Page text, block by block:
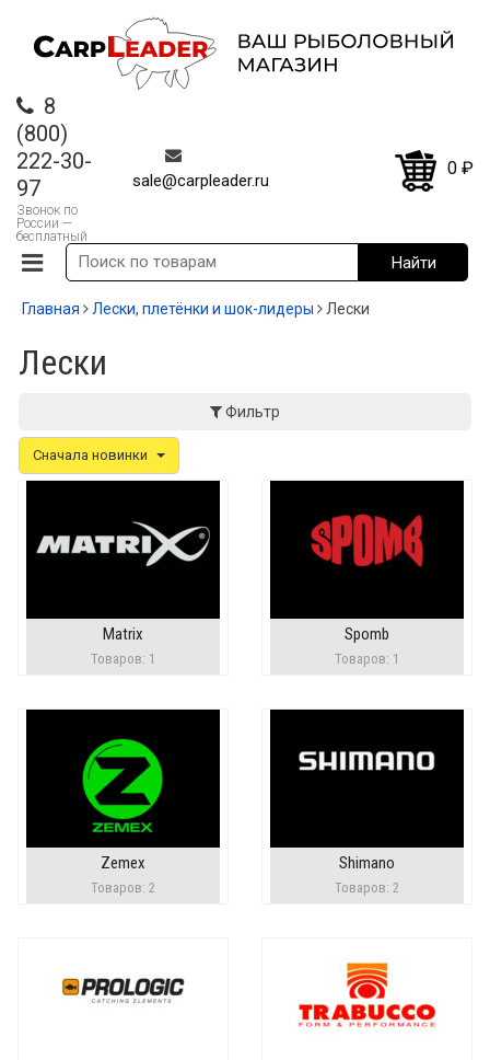
8
(800)
222-30-
97
Звонок по
России —
бесплатный
sale@carpleader.ru
0 ₽
Главная Лески, плетёнки и шок-лидеры Лески
Лески
Фильтр
Сначала новинки
Matrix
Товаров: 1
Spomb
Товаров: 1
Zemex
Товаров: 2
Shimano
Товаров: 2